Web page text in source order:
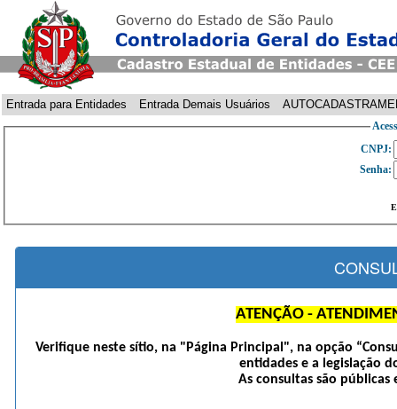
Entrada para Entidades Entrada Demais Usuários
CNPJ:
Senha:
ATENÇÃO -
Verifique neste sítio, na "Página Principal", na opção
entidades e a legislação
As consultas são públicas